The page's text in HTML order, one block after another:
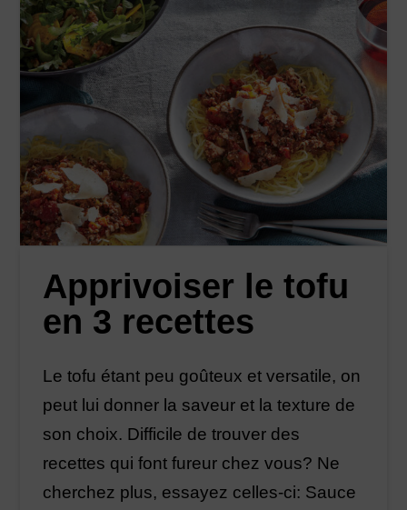
Apprivoiser le tofu
en 3 recettes
Le tofu étant peu goûteux et versatile, on
peut lui donner la saveur et la texture de
son choix. Difficile de trouver des
recettes qui font fureur chez vous? Ne
cherchez plus, essayez celles-ci: Sauce